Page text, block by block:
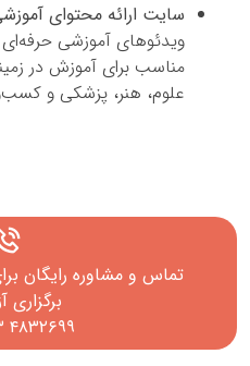
سایت ارائه محتوای
ویدئوهای آموزشی
مناسب برای آموزش در
علوم، هنر، پزشکی و
تماس و مشاوره رایگان
برگزاری
+۹۸ ۹۳۳